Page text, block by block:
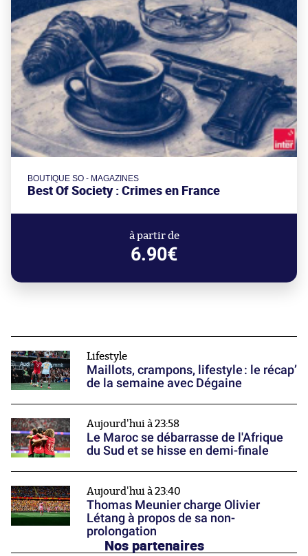
BOUTIQUE SO - MAGAZINES
Best Of Society : Crimes en France
à partir de
6.90€
Lifestyle
Maillots, crampons, lifestyle : le récap’
de la semaine avec Dégaine
Aujourd'hui à 23:58
Le Maroc se débarrasse de l'Afrique
du Sud et se hisse en demi-finale
Aujourd'hui à 23:40
Thomas Meunier charge Olivier
Létang à propos de sa non-
prolongation
Nos partenaires